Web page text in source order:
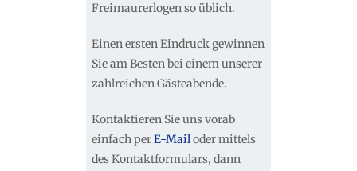
Freimaurerlogen so üblich.
Einen ersten Eindruck gewinnen
Sie am Besten bei einem unserer
zahlreichen Gästeabende.
Kontaktieren Sie uns vorab
einfach perE-Mailoder mittels
des Kontaktformulars, dann